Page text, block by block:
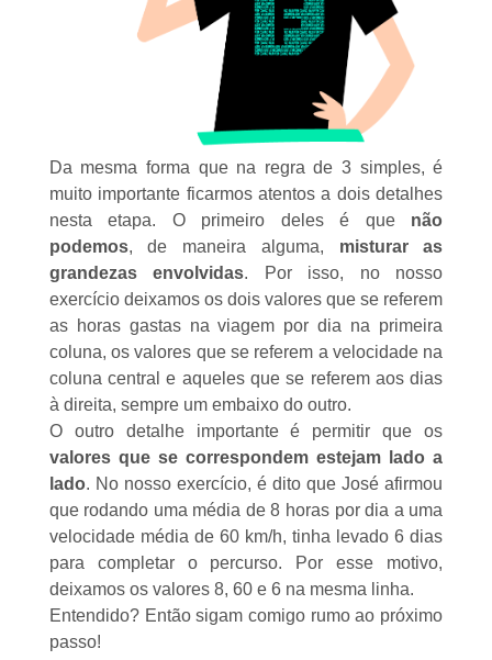
Da mesma forma que na regra de 3 simples, é
muito importante ficarmos atentos a dois detalhes
nesta etapa. O primeiro deles é que não
podemos, de maneira alguma, misturar as
grandezas envolvidas. Por isso, no nosso
exercício deixamos os dois valores que se referem
as horas gastas na viagem por dia na primeira
coluna, os valores que se referem a velocidade na
coluna central e aqueles que se referem aos dias
à direita, sempre um embaixo do outro.
O outro detalhe importante é permitir que os
valores que se correspondem estejam lado a
lado. No nosso exercício, é dito que José afirmou
que rodando uma média de 8 horas por dia a uma
velocidade média de 60 km/h, tinha levado 6 dias
para completar o percurso. Por esse motivo,
deixamos os valores 8, 60 e 6 na mesma linha.
Entendido? Então sigam comigo rumo ao próximo
passo!